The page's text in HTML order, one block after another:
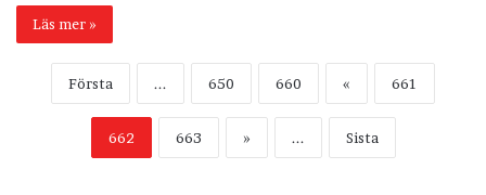
Läs mer »
Första ... 650 660 « 661
662 663 » ... Sista